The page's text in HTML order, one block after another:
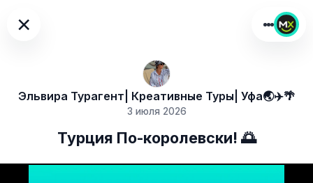
×
Эльвира Турагент| Креативные Туры| Уфа🌏✈️🌴
3 июля 2026
Турция По-королевски! 🌅